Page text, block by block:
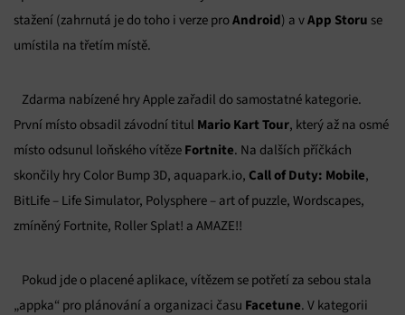
stažení (zahrnutá je do toho i verze proAndroid) a vApp Storu se
umístila na třetím místě.
Zdarma nabízené hry Apple zařadil do samostatné kategorie.
První místo obsadil závodní titul Mario Kart Tour, který až na osmé
místo odsunul loňského vítěze Fortnite. Na dalších příčkách
skončily hry Color Bump 3D, aquapark.io, Call of Duty: Mobile,
BitLife – Life Simulator, Polysphere – art of puzzle, Wordscapes,
zmíněný Fortnite, Roller Splat! a AMAZE!!
Pokud jde o placené aplikace, vítězem se potřetí za sebou stala
„appka“ pro plánování a organizaci času Facetune. V kategorii